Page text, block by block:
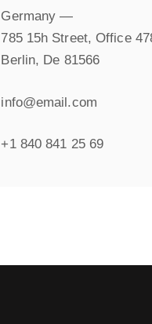
Germany —
785 15h Street, Office
Berlin, De 81566
info@email.com
+1 840 841 25 69